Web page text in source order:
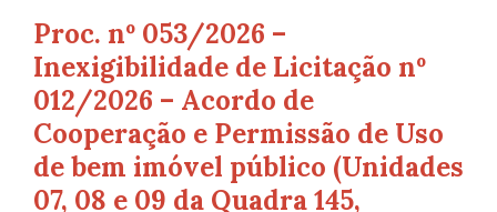
Proc. nº 053/2026 –
Inexigibilidade de Licitação nº
012/2026 – Acordo de
Cooperação e Permissão de Uso
de bem imóvel público (Unidades
07, 08 e 09 da Quadra 145,